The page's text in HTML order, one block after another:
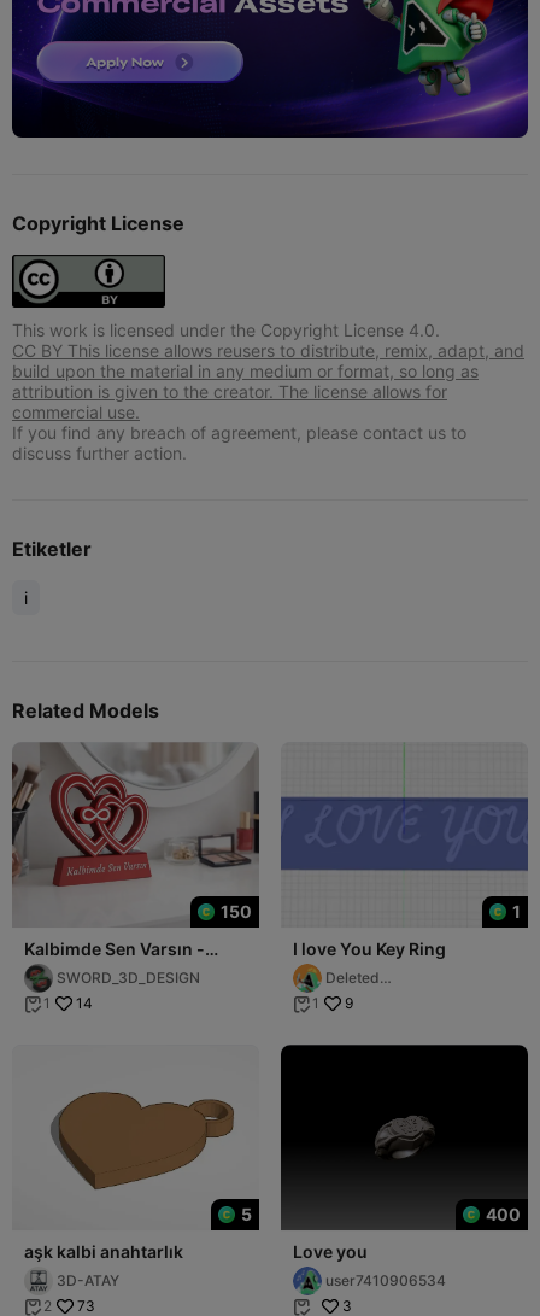
Copyright License
This work is licensed under the Copyright License 4.0.
CC BY This license allows reusers to distribute, remix, adapt, and
build upon the material in any medium or format, so long as
attribution is given to the creator. The license allows for
commercial use.
If you find any breach of agreement, please contact us to
discuss further action.
Etiketler
i
Related Models
150
Kalbimde Sen Varsın -
Sevgililer Günü Özel
SWORD_3D_DESIGN
 1 14
1
I love You Key Ring
Deleted
Account9207561325
 1 9
5
aşk kalbi anahtarlık
3D-ATAY
 2 73
400
Love you
user7410906534
 3